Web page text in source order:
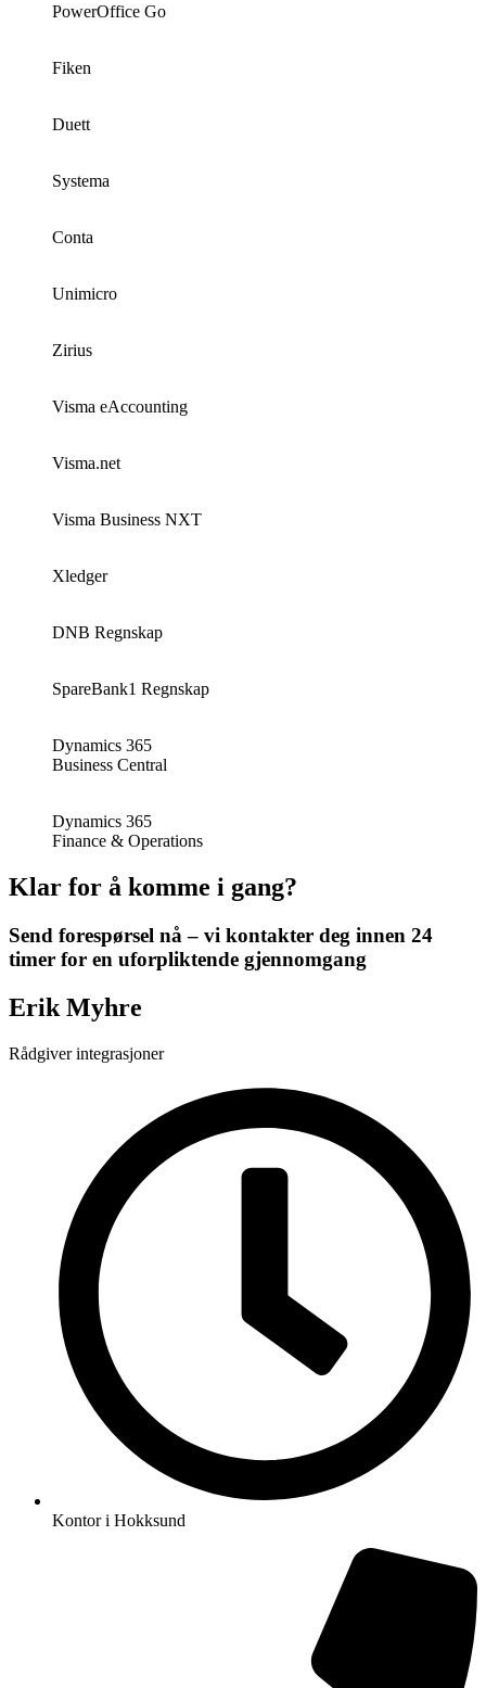
PowerOffice Go
Fiken
Duett
Systema
Conta
Unimicro
Zirius
Visma eAccounting
Visma.net
Visma Business NXT
Xledger
DNB Regnskap
SpareBank1 Regnskap
Dynamics 365
Business Central
Dynamics 365
Finance & Operations
Klar for å komme i gang?
Send forespørsel nå – vi kontakter deg innen 24
timer for en uforpliktende gjennomgang
Erik Myhre
Rådgiver integrasjoner
Kontor i Hokksund